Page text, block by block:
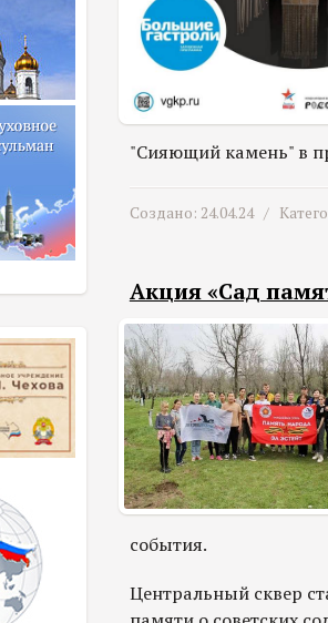
"Сияющий камень" в
Создано: 24.04.24 /
Акция «Сад
события.
Центральный сквер